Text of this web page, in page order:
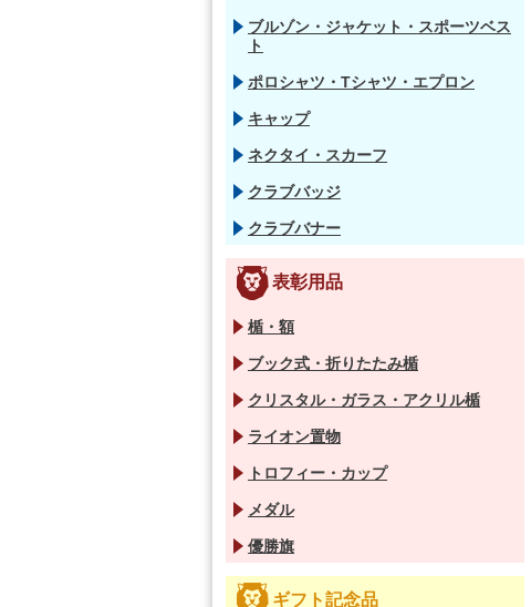
ブルゾン・ジャケット・スポーツベス
ト
ポロシャツ・Tシャツ・エプロン
キャップ
ネクタイ・スカーフ
クラブバッジ
クラブバナー
表彰用品
楯・額
ブック式・折りたたみ楯
クリスタル・ガラス・アクリル楯
ライオン置物
トロフィー・カップ
メダル
優勝旗
ギフト記念品